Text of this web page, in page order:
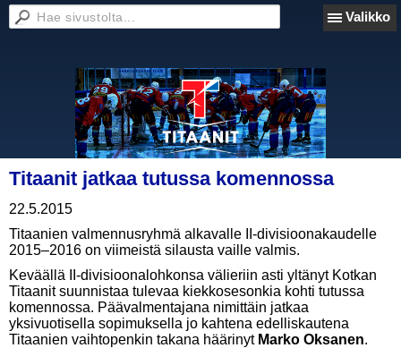
Valikko
Titaanit jatkaa tutussa komennossa
22.5.2015
Titaanien valmennusryhmä alkavalle II-divisioonakaudelle
2015–2016 on viimeistä silausta vaille valmis.
Keväällä II-divisioonalohkonsa välieriin asti yltänyt Kotkan
Titaanit suunnistaa tulevaa kiekkosesonkia kohti tutussa
komennossa. Päävalmentajana nimittäin jatkaa
yksivuotisella sopimuksella jo kahtena edelliskautena
Titaanien vaihtopenkin takana häärinyt Marko Oksanen.